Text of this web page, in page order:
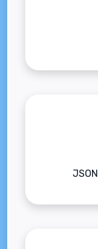
מאמת JSON הוא כלי חינמי לאימות JSON